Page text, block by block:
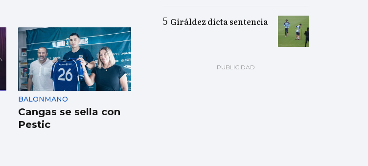
BALONMANO
Cangas se sella con
Pestic
Giráldez dicta sentencia